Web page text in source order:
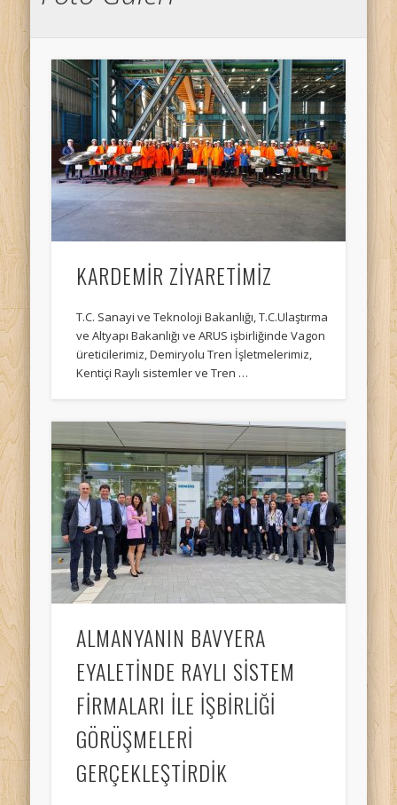
KARDEMİR ZİYARETİMİZ
T.C. Sanayi ve Teknoloji Bakanlığı, T.C.Ulaştırma
ve Altyapı Bakanlığı ve ARUS işbirliğinde Vagon
üreticilerimiz, Demiryolu Tren İşletmelerimiz,
Kentiçi Raylı sistemler ve Tren …
ALMANYANIN BAVYERA
EYALETİNDE RAYLI SİSTEM
FİRMALARI İLE İŞBİRLİĞİ
GÖRÜŞMELERİ
GERÇEKLEŞTİRDİK